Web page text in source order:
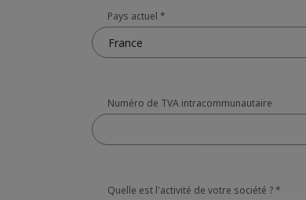
Pays actuel *
France
Numéro de TVA intracommunautaire
Quelle est l'activité de votre société ?*